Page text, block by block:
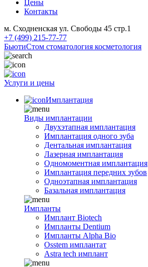
Цены
Контакты
м. Сходненская ул. Свободы 45 стр.1
+7 (499) 215-77-77
БьютиСтом стоматология косметология
Услуги и цены
Имплантация
Виды имплантации
Двухэтапная имплантация
Имплантация одного зуба
Дентальная имплантация
Лазерная имплантация
Одномоментная имплантация
Имплантация передних зубов
Одноэтапная имплантация
Базальная имплантация
Импланты
Имплант Biotech
Импланты Dentium
Импланты Alpha Bio
Osstem имплантат
Astra tech имплант